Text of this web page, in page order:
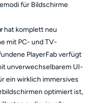
für Bildschirme
hat komplett neu
mit PC- und TV-
PlayerFab verfügt
unverwechselbarem UI-
ein wirklich immersives
optimiert ist,